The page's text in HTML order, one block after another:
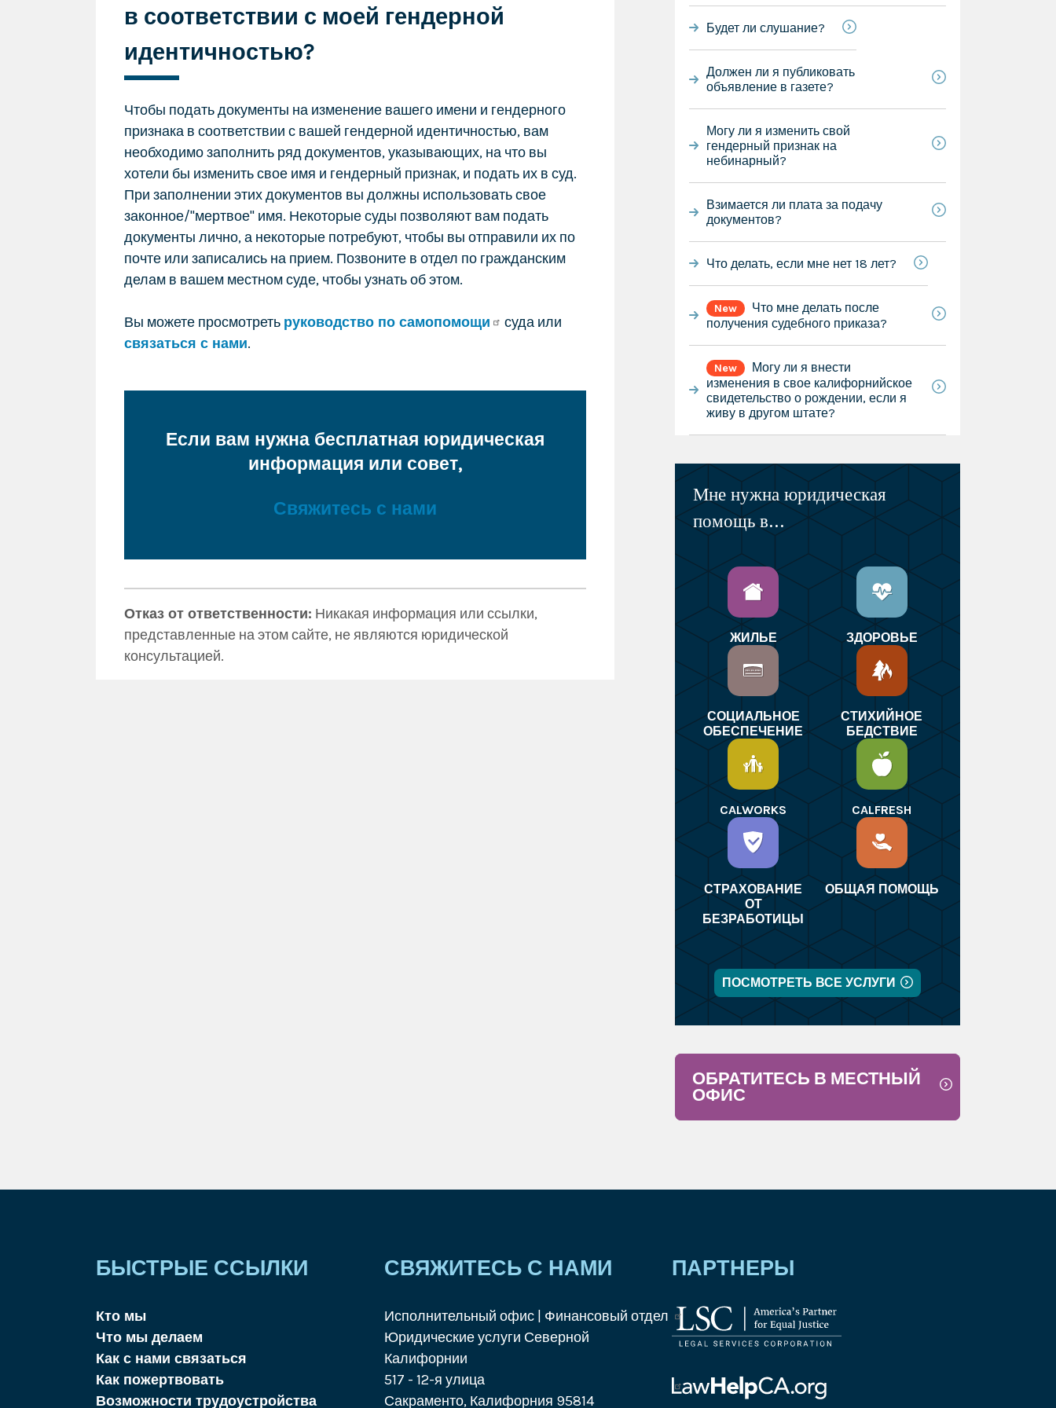
в соответствии с моей гендерной
идентичностью?
Чтобы подать документы на изменение вашего имени и гендерного
признака в соответствии с вашей гендерной идентичностью, вам
необходимо заполнить ряд документов, указывающих, на что вы
хотели бы изменить свое имя и гендерный признак, и подать их в суд.
При заполнении этих документов вы должны использовать свое
законное/"мертвое" имя. Некоторые суды позволяют вам подать
документы лично, а некоторые потребуют, чтобы вы отправили их по
почте или записались на прием. Позвоните в отдел по гражданским
делам в вашем местном суде, чтобы узнать об этом.
Вы можете просмотреть руководство по самопомощи
суда или
связаться с нами.
Если вам нужна бесплатная юридическая
информация или совет,
Свяжитесь с нами
Отказ от ответственности: Никакая информация или ссылки,
представленные на этом сайте, не являются юридической
консультацией.
Будет ли слушание?
Должен ли я публиковать
объявление в газете?
Могу ли я изменить свой
гендерный признак на
небинарный?
Взимается ли плата за подачу
документов?
Что делать, если мне нет 18 лет?
New
Что мне делать после
получения судебного приказа?
New
Могу ли я внести
изменения в свое калифорнийское
свидетельство о рождении, если я
живу в другом штате?
Мне нужна юридическая
помощь в...
ЖИЛЬЕ ЗДОРОВЬЕ
СОЦИАЛЬНОЕ
ОБЕСПЕЧЕНИЕ
СТИХИЙНОЕ
БЕДСТВИЕ
CALWORKS CALFRESH
СТРАХОВАНИЕ
ОТ
БЕЗРАБОТИЦЫ
ОБЩАЯ ПОМОЩЬ
ПОСМОТРЕТЬ ВСЕ УСЛУГИ
ОБРАТИТЕСЬ В МЕСТНЫЙ
ОФИС
БЫСТРЫЕ ССЫЛКИ
Кто мы
Что мы делаем
Как с нами связаться
Как пожертвовать
Возможности трудоустройства
СВЯЖИТЕСЬ С НАМИ
Исполнительный офис | Финансовый отдел
Юридические услуги Северной
Калифорнии
517 - 12-я улица
Сакраменто, Калифорния 95814
ПАРТНЕРЫ
Логотип
Корпорации
услуг
Логотип